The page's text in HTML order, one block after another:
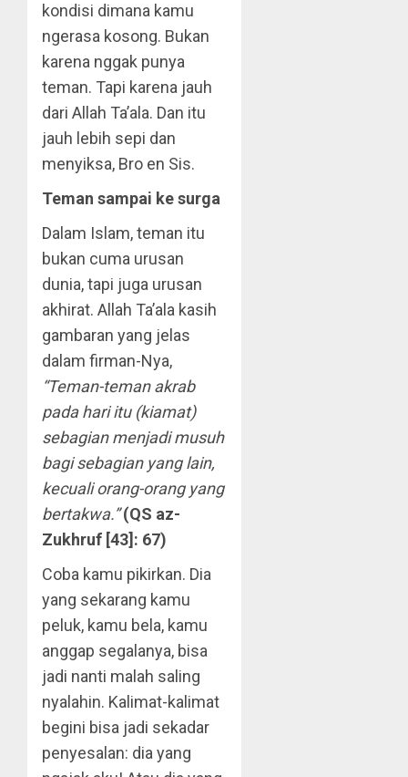
kondisi dimana kamu
ngerasa kosong. Bukan
karena nggak punya
teman. Tapi karena jauh
dari Allah Ta’ala. Dan itu
jauh lebih sepi dan
menyiksa, Bro en Sis.
Teman sampai ke surga
Dalam Islam, teman itu
bukan cuma urusan
dunia, tapi juga urusan
akhirat. Allah Ta’ala kasih
gambaran yang jelas
dalam firman-Nya,
“Teman-teman akrab
pada hari itu (kiamat)
sebagian menjadi musuh
bagi sebagian yang lain,
kecuali orang-orang yang
bertakwa.” (QS az-
Zukhruf [43]: 67)
Coba kamu pikirkan. Dia
yang sekarang kamu
peluk, kamu bela, kamu
anggap segalanya, bisa
jadi nanti malah saling
nyalahin. Kalimat-kalimat
begini bisa jadi sekadar
penyesalan: dia yang